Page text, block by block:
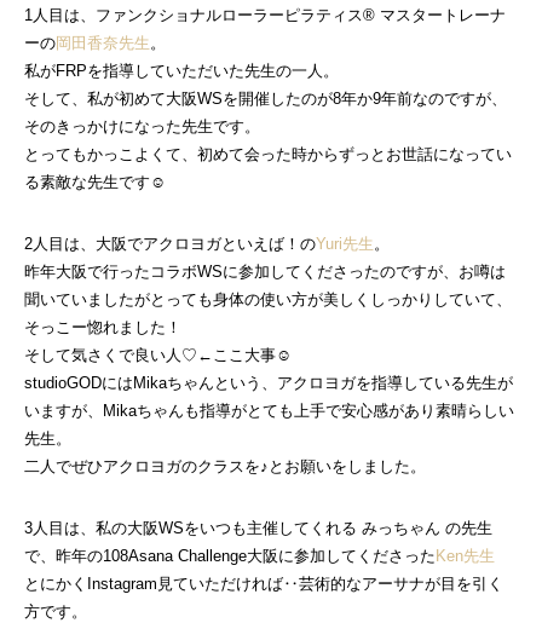
1人目は、ファンクショナルローラーピラティス® マスタートレーナ
ーの岡田香奈先生。
私がFRPを指導していただいた先生の一人。
そして、私が初めて大阪WSを開催したのが8年か9年前なのですが、
そのきっかけになった先生です。
とってもかっこよくて、初めて会った時からずっとお世話になってい
る素敵な先生です☺
2人目は、大阪でアクロヨガといえば！のYuri先生。
昨年大阪で行ったコラボWSに参加してくださったのですが、お噂は
聞いていましたがとっても身体の使い方が美しくしっかりしていて、
そっこー惚れました！
そして気さくで良い人♡←ここ大事☺
studioGODにはMikaちゃんという、アクロヨガを指導している先生が
いますが、Mikaちゃんも指導がとても上手で安心感があり素晴らしい
先生。
二人でぜひアクロヨガのクラスを♪とお願いをしました。
3人目は、私の大阪WSをいつも主催してくれる みっちゃん の先生
で、昨年の108Asana Challenge大阪に参加してくださった Ken先生
とにかくInstagram見ていただければ‥芸術的なアーサナが目を引く
方です。